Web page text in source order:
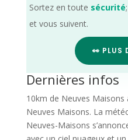
Sortez en toute sécurité
et vous suivent.
👀 PLUS
Dernières infos
10km de Neuves Maisons
Neuves Maisons. La
Neuves-Maisons